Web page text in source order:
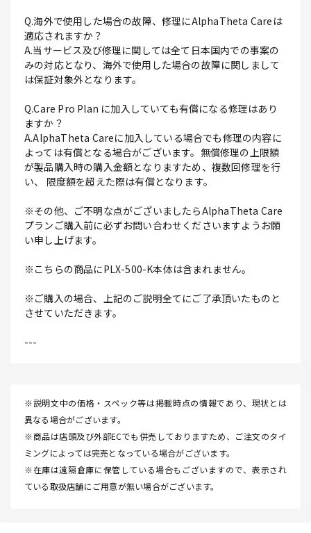
Q.海外で使用した場合の故障、修理にAlphaTheta Careは
適応されますか？
A.当サービス及び修理に関しては全て日本国内での事案の
みの対応となり、海外で使用した場合の故障に関しまして
は保証対象外となります。
Q.Care Pro Plan に加入していても有償になる修理はあり
ますか？
A.AlphaTheta Careに加入している場合でも修理の内容に
よっては有償となる場合がございます。無償修理の上限額
が製品購入時の購入金額となりますため、複数回修理を行
い、 限度額を超えた際は有償となります。
※その他、ご不明な点がございましたらAlphaTheta Care
プランご購入前に必ずお問い合わせくださいますようお願
い申し上げます。
※こちらの商品にPLX-500-K本体は含まれません。
※ご購入の場合、上記のご説明全てにご了承頂いたものと
させていただきます。
---
※説明文中の価格・スペック等は掲載時点の情報であり、現状とは
異なる場合がございます。
※商品は店頭及び外部ECでも併売しておりますため、ご注文のタイ
ミングによっては完売となっている場合がございます。
※在庫は遠隔倉庫に保管している場合もございますので、表示され
ている取扱店舗にご用意が無い場合がございます。